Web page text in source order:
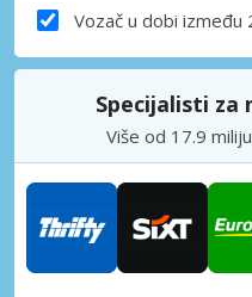
Vozač u dobi između
Specijalisti za
Više od 17.9